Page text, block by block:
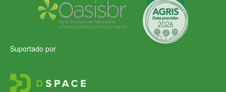
Suportado por